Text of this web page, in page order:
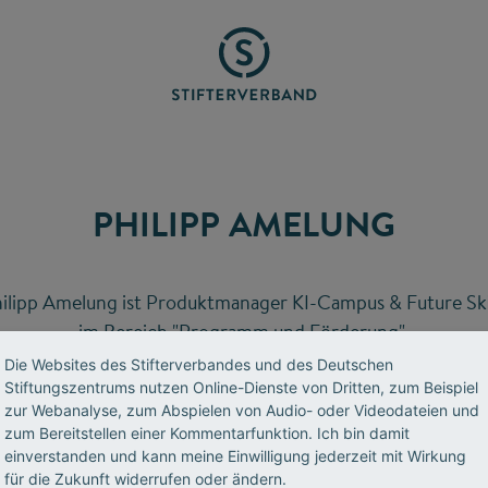
PHILIPP AMELUNG
Amelung ist Produktmanager KI-Campus & Future
im Bereich "Programm und Förderung".
E-Mail senden
Die Websites des Stifterverbandes und des Deutschen
Stiftungszentrums nutzen Online-Dienste von Dritten, zum Beispiel
zur Webanalyse, zum Abspielen von Audio- oder Videodateien und
zum Bereitstellen einer Kommentarfunktion. Ich bin damit
einverstanden und kann meine Einwilligung jederzeit mit Wirkung
für die Zukunft widerrufen oder ändern.